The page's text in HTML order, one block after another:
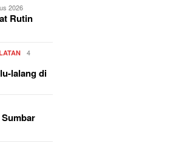
2026
Rutin
4
lalang di